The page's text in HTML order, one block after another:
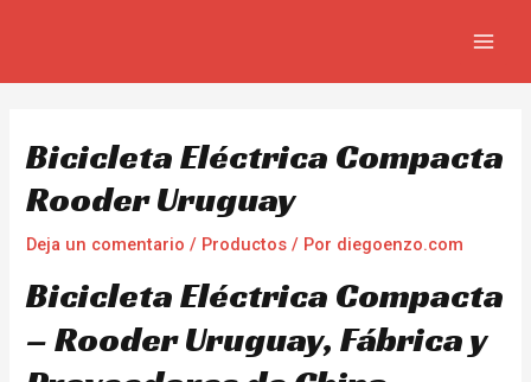
Bicicleta Eléctrica Compacta
Rooder Uruguay
Deja un comentario / Productos / Por diegoenzo.com
Bicicleta Eléctrica Compacta
– Rooder Uruguay, Fábrica y